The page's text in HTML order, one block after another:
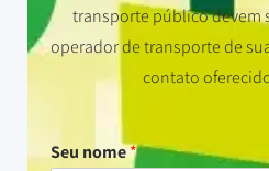
transporte público devem
operador de transporte de
contato
Seu nome*